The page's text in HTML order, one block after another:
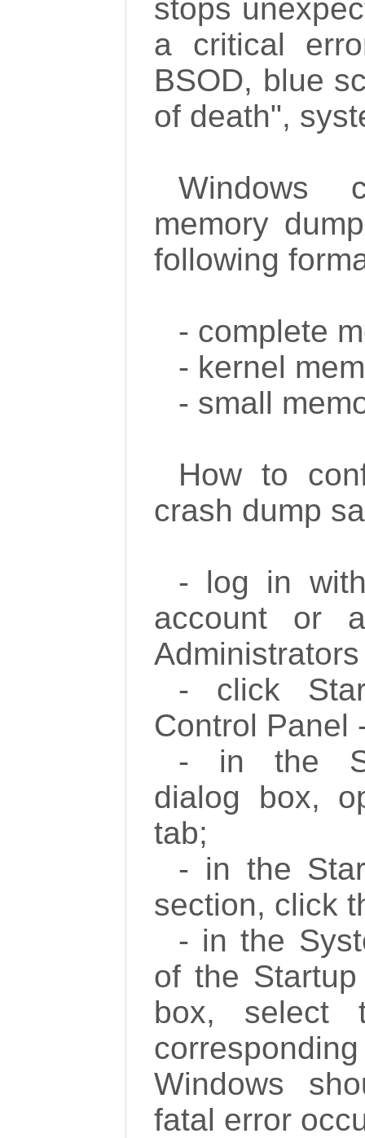
stops
a critical
BSOD, blue
of death",
Windows
memory
following
- complete
- kernel
- small
How to
crash dump
- log in
account or
- click
Control Panel
- in the
dialog box,
tab;
- in the
section, click
- in the
of the
box, select
Windows
fatal error